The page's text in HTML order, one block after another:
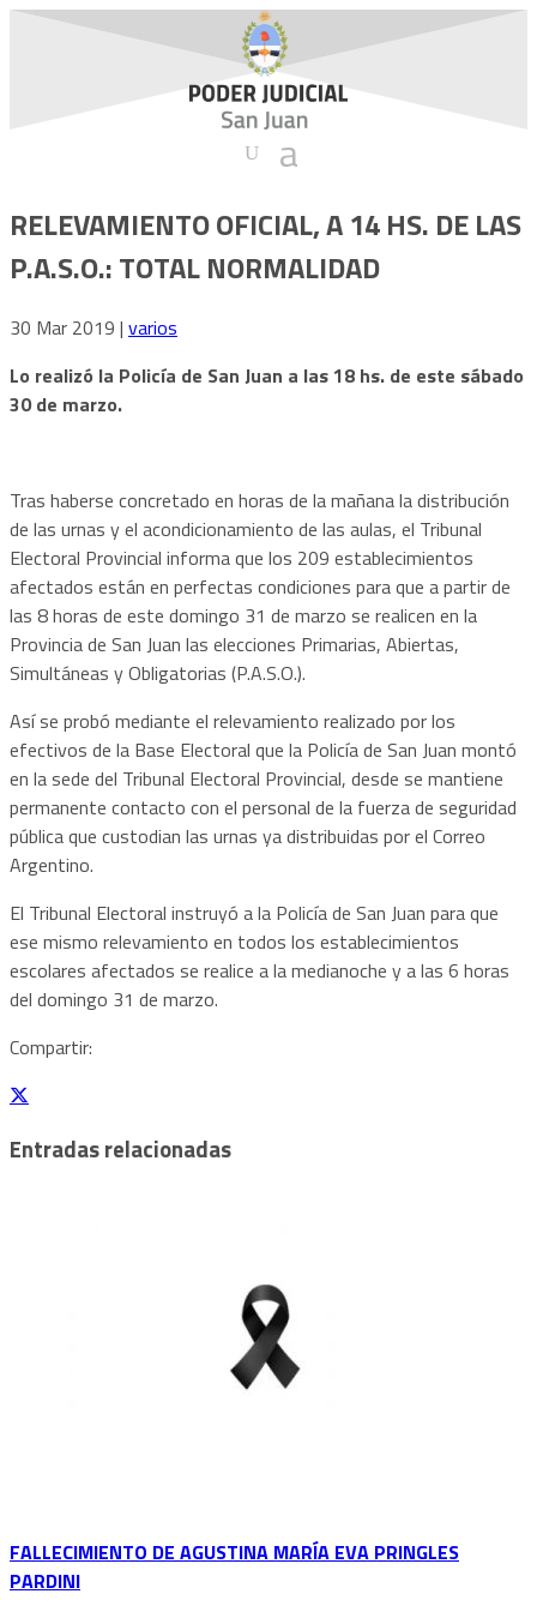
RELEVAMIENTO OFICIAL, A 14 HS. DE LAS
P.A.S.O.: TOTAL NORMALIDAD
30 Mar 2019 | varios
Lo realizó la Policía de San Juan a las 18 hs. de este sábado
30 de marzo.
Tras haberse concretado en horas de la mañana la distribución
de las urnas y el acondicionamiento de las aulas, el Tribunal
Electoral Provincial informa que los 209 establecimientos
afectados están en perfectas condiciones para que a partir de
las 8 horas de este domingo 31 de marzo se realicen en la
Provincia de San Juan las elecciones Primarias, Abiertas,
Simultáneas y Obligatorias (P.A.S.O.).
Así se probó mediante el relevamiento realizado por los
efectivos de la Base Electoral que la Policía de San Juan montó
en la sede del Tribunal Electoral Provincial, desde se mantiene
permanente contacto con el personal de la fuerza de seguridad
pública que custodian las urnas ya distribuidas por el Correo
Argentino.
El Tribunal Electoral instruyó a la Policía de San Juan para que
ese mismo relevamiento en todos los establecimientos
escolares afectados se realice a la medianoche y a las 6 horas
del domingo 31 de marzo.
Compartir:
Entradas relacionadas
FALLECIMIENTO DE AGUSTINA MARÍA EVA PRINGLES
PARDINI